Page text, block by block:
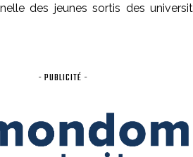
des jeunes sortis des
- PUBLICITÉ -